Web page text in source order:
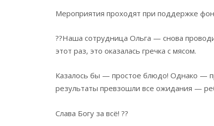
Мероприятия проходят при поддержке
??Наша сотрудница Ольга — снова
этот раз, это оказалась гречка с мясом.
Казалось бы — простое блюдо! Однако —
результаты превзошли все ожидания —
Слава Богу за всё! ??